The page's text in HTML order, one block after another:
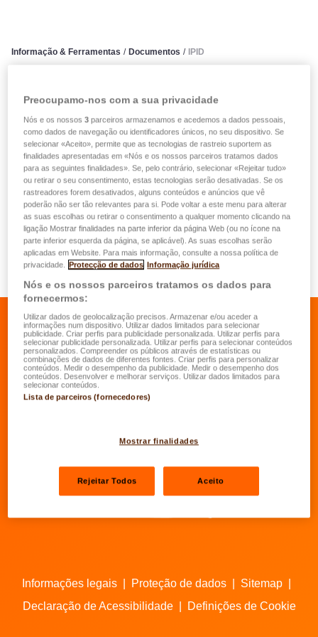
Informação & Ferramentas / Documentos / IPID
IPID
CG Documentação Fundos Folhetos KYC
Fichas IPID
Fichas IPID Parceiros
Ir para o Facebook da LALUX
Ir para o LinkedIn da LALUX
Ir para o YouTube da
Ir para o Instagram
Agentes
Contactos
Informações legais Proteção de dados Sitemap
Declaração de Acessibilidade
Definições de Cookie
Preocupamo-nos com a sua privacidade
Nós e os nossos3 parceiros armazenamos e acedemos a dados pessoais,
como dados de navegação ou identificadores únicos, no seu dispositivo. Se
selecionar «Aceito», permite que as tecnologias de rastreio suportem as
finalidades apresentadas em «Nós e os nossos parceiros tratamos dados
para as seguintes finalidades». Se, pelo contrário, selecionar «Rejeitar tudo»
ou retirar o seu consentimento, estas tecnologias serão desativadas. Se os
rastreadores forem desativados, alguns conteúdos e anúncios que vê
poderão não ser tão relevantes para si. Pode voltar a este menu para alterar
as suas escolhas ou retirar o consentimento a qualquer momento clicando na
ligação Mostrar finalidades na parte inferior da página Web (ou no ícone na
parte inferior esquerda da página, se aplicável). As suas escolhas serão
aplicadas em Website. Para mais informação, consulte a nossa política de
privacidade. Protecção de dados Informação jurídica
Nós e os nossos parceiros tratamos os dados para
fornecermos:
Utilizar dados de geolocalização precisos. Armazenar e/ou aceder a
informações num dispositivo. Utilizar dados limitados para selecionar
publicidade. Criar perfis para publicidade personalizada. Utilizar perfis para
selecionar publicidade personalizada. Utilizar perfis para selecionar conteúdos
personalizados. Compreender os públicos através de estatísticas ou
combinações de dados de diferentes fontes. Criar perfis para personalizar
conteúdos. Medir o desempenho da publicidade. Medir o desempenho dos
conteúdos. Desenvolver e melhorar serviços. Utilizar dados limitados para
selecionar conteúdos.
Lista de parceiros (fornecedores)
Mostrar finalidades
Rejeitar Todos Aceito